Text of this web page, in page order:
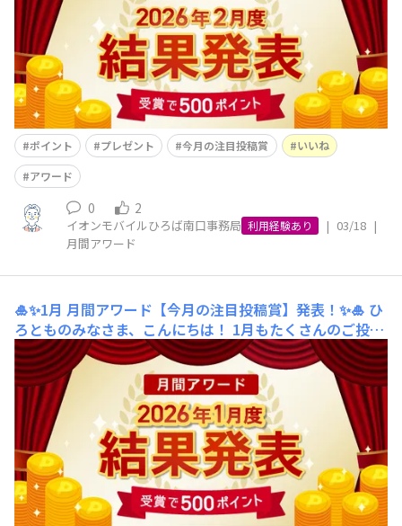
フ一同楽しく拝見させていただきました☕️🍰今月もその中
から、最も多くの「いいね」を獲得
ポイント プレゼント 今月の注目投稿賞
いいね
アワード
0 2
イオンモバイルひろば南口事務局 利用経験あり | 03/18 |
月間アワード
🎍✨1月 月間アワード【今月の注目投稿賞】発表！✨🎍 ひ
ろとものみなさま、こんにちは！ 1月もたくさんのご投稿
をしていただき、ありがとうございました！ ✨初詣や冬の
澄んだ空気を感じる写真はもちろん、美味しそうなご飯な
ど、みなさまからの素敵な投稿の一つ一つをひろばスタッ
フ一同、今月も楽しく拝見させていただきました⛄️🍱⛩️今
月もその中